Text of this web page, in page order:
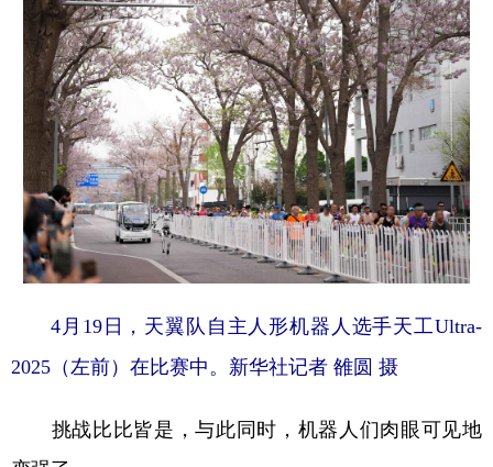
4月19日，天翼队自主人形机器人选手天工Ultra-
2025（左前）在比赛中。新华社记者 雒圆 摄
挑战比比皆是，与此同时，机器人们肉眼可见地